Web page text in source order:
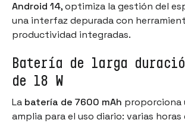
Android 14, optimiza la gestión del
una interfaz depurada con
productividad integradas.
Batería de larga
de 18 W
La batería de 7600 mAh proporciona
amplia para el uso diario: varias